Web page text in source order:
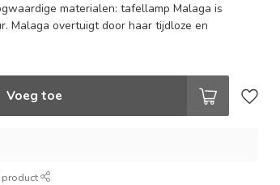
materialen: tafellamp Malaga is
Malaga overtuigt door haar tijdloze en
Voeg toe
product